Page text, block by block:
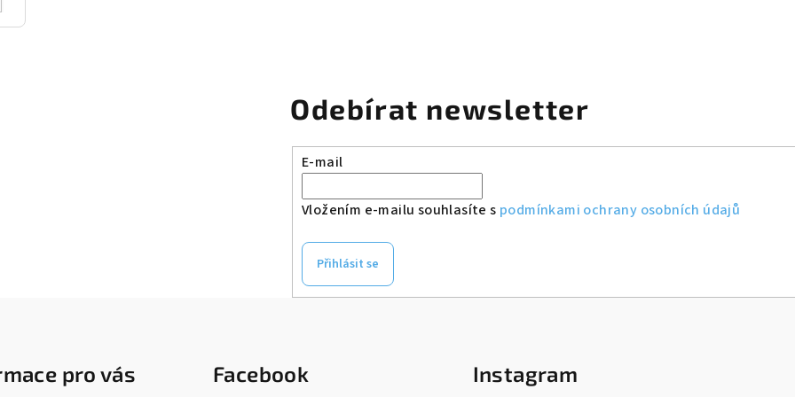
Odebírat newsletter
E-mail
Vložením e-mailu souhlasíte s podmínkami ochrany osobních údajů
Přihlásit se
pro vás Facebook Instagram